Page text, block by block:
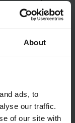
About
ads, to
our traffic.
of our site with
3-na­pai­